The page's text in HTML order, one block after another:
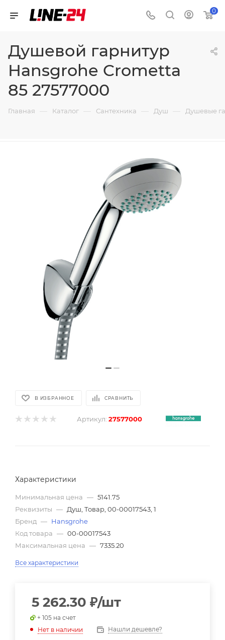
0
Душевой гарнитур
Hansgrohe Crometta
85 27577000
Главная — Каталог — Сантехника — Душ — Душевые
В ИЗБРАННОЕ СРАВНИТЬ
Артикул: 27577000
Характеристики
Минимальная цена — 5141.75
Реквизиты — Душ, Товар, 00-00017543, 1
Бренд — Hansgrohe
Код товара — 00-00017543
Максимальная цена — 7335.20
Все характеристики
5 262.30 ₽/шт
+ 105 на счет
Нет в наличии
Нашли дешевле?